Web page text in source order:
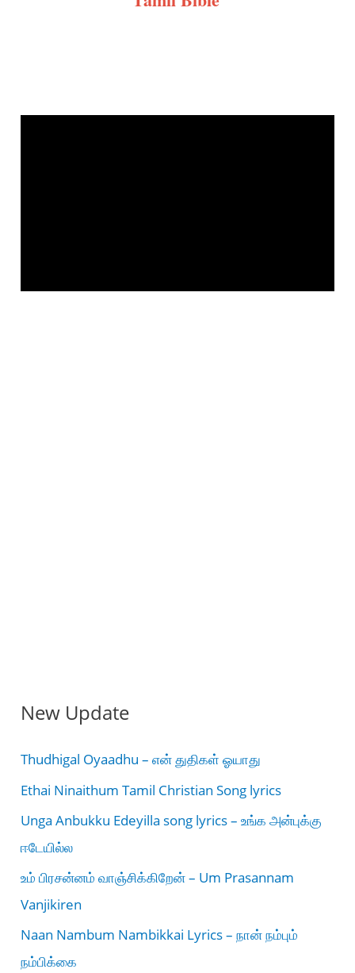
New Update
Thudhigal Oyaadhu – என் துதிகள் ஓயாது
Ethai Ninaithum Tamil Christian Song lyrics
Unga Anbukku Edeyilla song lyrics – உங்க அன்புக்கு
ஈடேயில்ல
உம் பிரசன்னம் வாஞ்சிக்கிறேன் – Um Prasannam
Vanjikiren
Naan Nambum Nambikkai Lyrics – நான் நம்பும்
நம்பிக்கை